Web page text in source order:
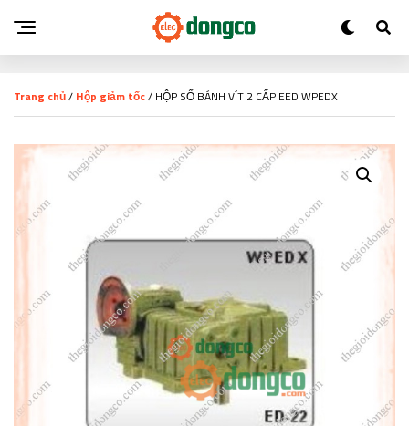
Trang chủ/ Hộp giảm tốc/ HỘP SỐ BÁNH VÍT 2 CẤP EED WPEDX